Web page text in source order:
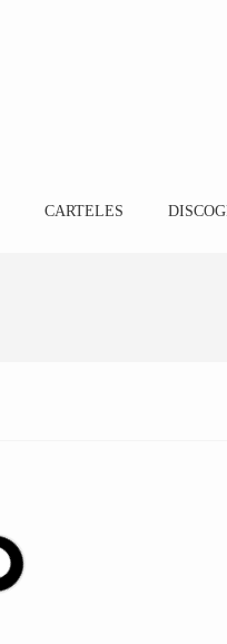
CARTELES